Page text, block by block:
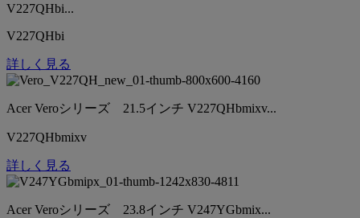
V227QHbi...
V227QHbi
詳しく見る
Acer Veroシリーズ 21.5インチ V227QHbmixv...
V227QHbmixv
詳しく見る
Acer Veroシリーズ 23.8インチ V247YGbmix...